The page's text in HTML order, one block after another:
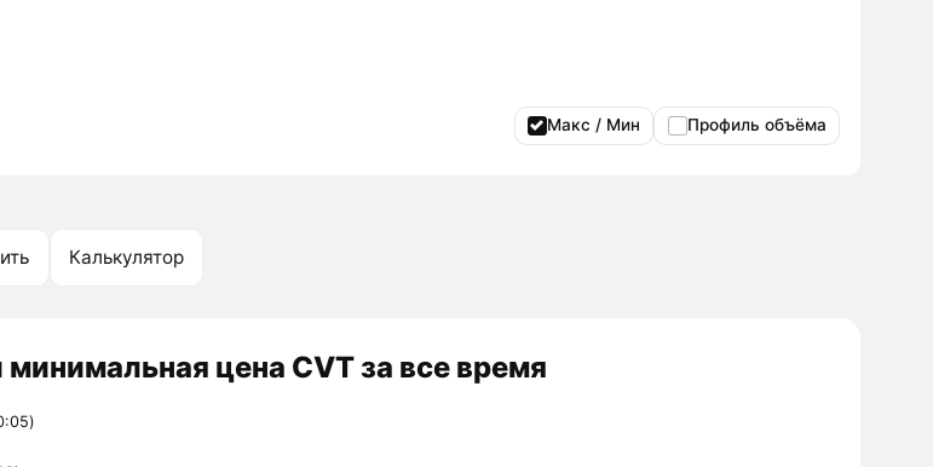
Макс / Мин Профиль объёма
Калькулятор
цена CVT за все время